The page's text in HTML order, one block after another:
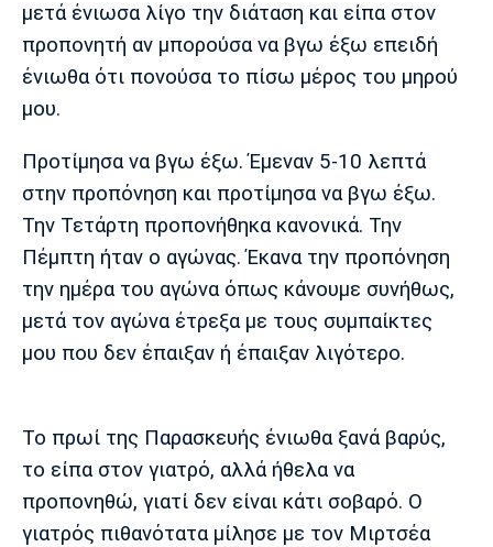
Ίντερ Μίλαν Μπάγερν
Μπορούσια
Παρί Σεν
Μαρσέιγ
Μονακό
Αστέρας
μετά ένιωσα λίγο την διάταση και είπα στον
προπονητή αν μπορούσα να βγω έξω επειδή
ένιωθα ότι πονούσα το πίσω μέρος του μηρού
μου.
Προτίμησα να βγω έξω. Έμεναν 5-10 λεπτά
στην προπόνηση και προτίμησα να βγω έξω.
Την Τετάρτη προπονήθηκα κανονικά. Την
Πέμπτη ήταν ο αγώνας. Έκανα την προπόνηση
την ημέρα του αγώνα όπως κάνουμε συνήθως,
μετά τον αγώνα έτρεξα με τους συμπαίκτες
μου που δεν έπαιξαν ή έπαιξαν λιγότερο.
Το πρωί της Παρασκευής ένιωθα ξανά βαρύς,
το είπα στον γιατρό, αλλά ήθελα να
προπονηθώ, γιατί δεν είναι κάτι σοβαρό. Ο
γιατρός πιθανότατα μίλησε με τον Μιρτσέα